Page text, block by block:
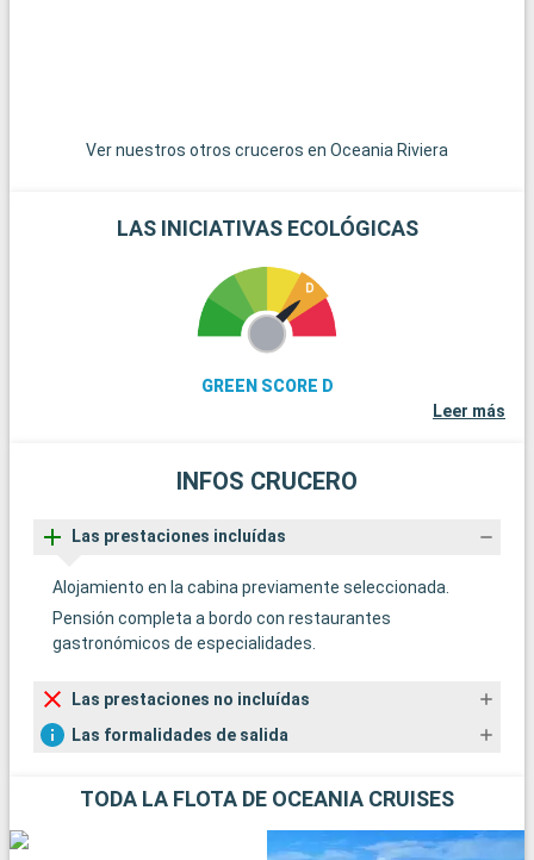
Ver nuestros otros cruceros en Oceania Riviera
LAS INICIATIVAS ECOLÓGICAS
GREEN SCORE D
Leer más
INFOS CRUCERO
Las prestaciones incluídas
Alojamiento en la cabina previamente seleccionada.
Pensión completa a bordo con restaurantes
gastronómicos de especialidades.
Las prestaciones no incluídas
Las formalidades de salida
TODA LA FLOTA DE OCEANIA CRUISES